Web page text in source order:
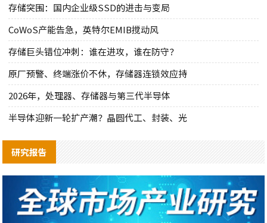
存储突围：国内企业级SSD的进击与变局
CoWoS产能告急，英特尔EMIB搅动风
存储巨头错位冲刺：谁在进攻，谁在防守？
原厂预警、终端涨价不休，存储器连锁效应持
2026年，处理器、存储器与第三代半导体
半导体迎新一轮扩产潮？晶圆代工、封装、光
研究报告